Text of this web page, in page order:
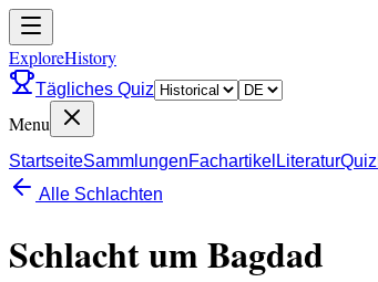
ExploreHistory
Tägliches Quiz
Menu
StartseiteSammlungenFachartikel LiteraturQuiz
Alle Schlachten
Schlacht um Bagdad